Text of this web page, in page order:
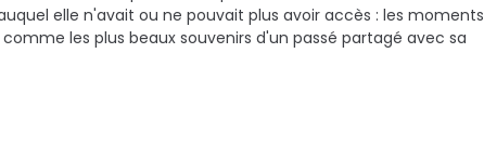
elle n'avait ou ne pouvait plus avoir accès : les moments
les plus beaux souvenirs d'un passé partagé avec sa